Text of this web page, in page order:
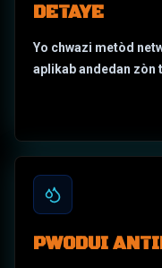
DETAYE
Yo chwazi metòd
aplikab andedan zòn
PWODUI